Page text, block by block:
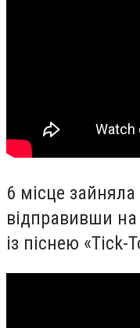
6 місце зайняла
відправивши на
із піснею «Tick-